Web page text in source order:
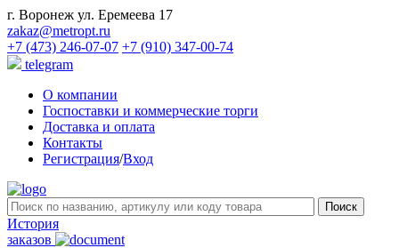
г. Воронеж ул. Еремеева 17
zakaz@metropt.ru
+7 (473) 246-07-07 +7 (910) 347-00-74
telegram
О компании
Госпоставки и коммерческие торги
Доставка и оплата
Контакты
Регистрация/Вход
История
заказов